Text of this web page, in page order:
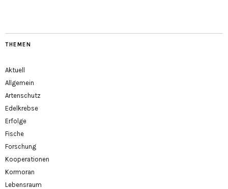
THEMEN
Aktuell
Allgemein
Artenschutz
Edelkrebse
Erfolge
Fische
Forschung
Kooperationen
Kormoran
Lebensraum